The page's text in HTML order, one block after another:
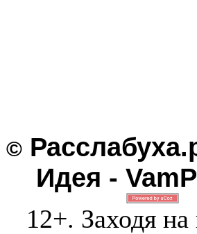
©
Идея -
12+. Заходя на